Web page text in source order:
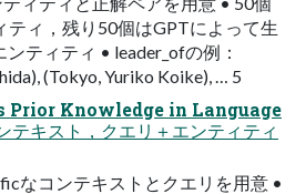
ティ，残り50個はGPTによって生
ティティ • leader_ofの例：
(Tokyo, Yuriko Koike), … 5
Prior Knowledge in Language
キスト，クエリ＋エンティティ
なコンテキストとクエリを用意 •